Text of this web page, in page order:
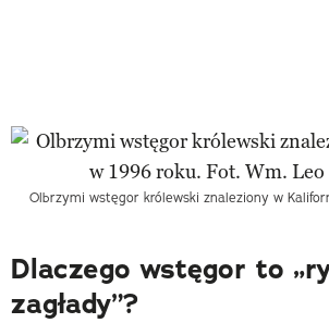
Olbrzymi wstęgor królewski znaleziony w
Dlaczego wstęgor to
zagłady”?